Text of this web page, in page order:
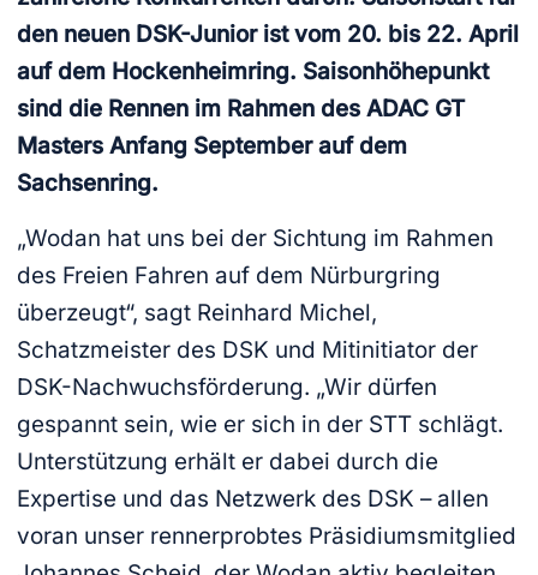
den neuen DSK-Junior ist vom 20. bis 22. April
auf dem Hockenheimring. Saisonhöhepunkt
sind die Rennen im Rahmen des ADAC GT
Masters Anfang September auf dem
Sachsenring.
„Wodan hat uns bei der Sichtung im Rahmen
des Freien Fahren auf dem Nürburgring
überzeugt“, sagt Reinhard Michel,
Schatzmeister des DSK und Mitinitiator der
DSK-Nachwuchsförderung. „Wir dürfen
gespannt sein, wie er sich in der STT schlägt.
Unterstützung erhält er dabei durch die
Expertise und das Netzwerk des DSK – allen
voran unser rennerprobtes Präsidiumsmitglied